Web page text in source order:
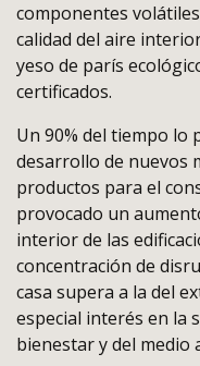
componentes
calidad del aire
yeso de parís
certificados.
Un 90% del tiempo lo
desarrollo de nuevos
productos para el
provocado un
interior de las
concentración de
casa supera a la del
especial interés en la
bienestar y del medio